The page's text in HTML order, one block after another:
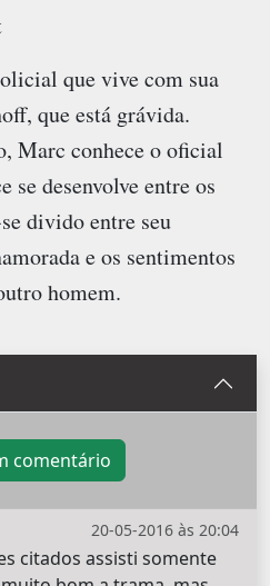
que vive com sua
que está grávida.
Marc conhece o oficial
se desenvolve entre os
divido entre seu
e os sentimentos
homem.
comentário
20-05-2016 às 20:04
citados assisti somente